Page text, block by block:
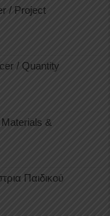
/ Project
/ Quantity
Materials &
Παιδικού